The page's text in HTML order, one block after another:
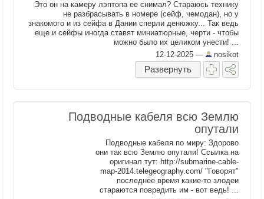
Это он на камеру лэптопа ее снимал? Стараюсь технику
не разбрасывать в номере (сейф, чемодан), но у
знакомого и из сейфа в Дании сперли денюжку... Так ведь
еще и сейфы иногда ставят миниатюрные, черти - чтобы
можно было их целиком унести! ...
12-12-2025 — nosikot
Развернуть
Подводные кабеля всю Землю
опутали
Подводные кабеля по миру: Здорово
они так всю Землю опутали! Ссылка на
оригинал тут: http://submarine-cable-
map-2014.telegeography.com/ "Говорят"
последнее время какие-то злодеи
стараются повредить им - вот ведь! ...